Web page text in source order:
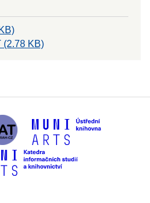
(2.78 KB)